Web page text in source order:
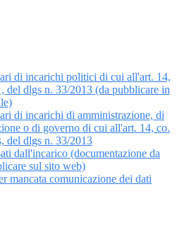
di incarichi politici di cui all'art. 14,
del dlgs n. 33/2013 (da pubblicare in
di incarichi di amministrazione, di
o di governo di cui all'art. 14, co.
del dlgs n. 33/2013
dall'incarico (documentazione da
sul sito web)
mancata comunicazione dei dati